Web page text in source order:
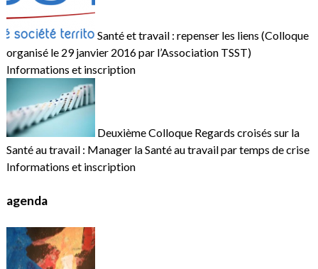
Santé et travail : repenser les liens (Colloque
organisé le 29 janvier 2016 par l’Association TSST)
Informations et inscription
Deuxième Colloque Regards croisés sur la
Santé au travail : Manager la Santé au travail par temps de crise
Informations et inscription
agenda